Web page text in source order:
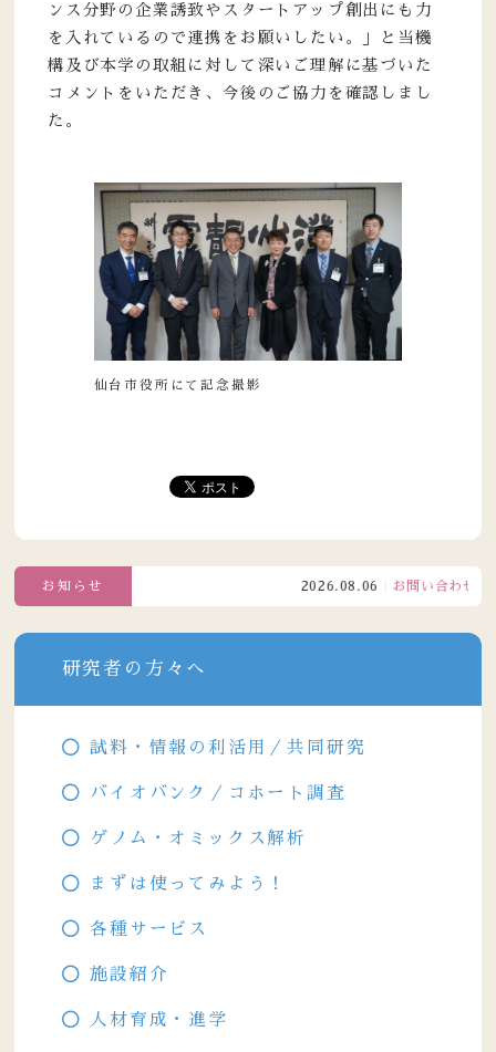
ンス分野の企業誘致やスタートアップ創出にも力
を入れているので連携をお願いしたい。」と当機
構及び本学の取組に対して深いご理解に基づいた
コメントをいただき、今後のご協力を確認しまし
た。
仙台市役所にて記念撮影
お知らせ 2026.08.06 お問い合わせ
研究者の方々へ
試料・情報の利活用／共同研究
バイオバンク／コホート調査
ゲノム・オミックス解析
まずは使ってみよう！
各種サービス
施設紹介
人材育成・進学